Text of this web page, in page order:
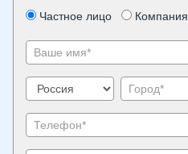
Частное лицо Компания